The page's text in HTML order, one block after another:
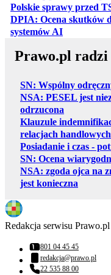
Polskie sprawy przed
DPIA: Ocena skutków
systemów AIotwiera się
Prawo.pl radzi
SN: Wspólny
NSA: PESEL jest
odrzucona
Klauzule
relacjach handlowych
Posiadanie i czas -
SN: Ocena
NSA: zgoda ojca na
jest konieczna
Redakcja serwisu Prawo.pl
Numer telefonu:
801 04 45 45
Adres email:
redakcja@prawo.pl
22 535 88 00